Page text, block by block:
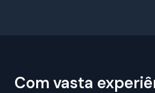
Com vasta